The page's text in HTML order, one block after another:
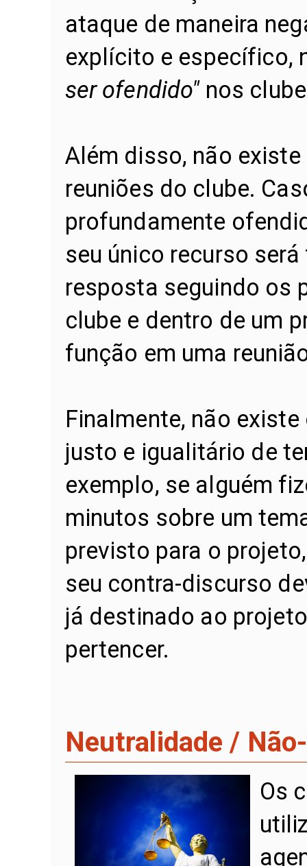
ataque de maneira
explícito e específico,
ser ofendido" nos
Além disso, não
reuniões do clube.
profundamente
seu único recurso
resposta seguindo os
clube e dentro de um
função em uma
Finalmente, não
justo e igualitário de
exemplo, se alguém
minutos sobre um
previsto para o
seu contra-discurso
já destinado ao
pertencer.
Neutralidade /
Os